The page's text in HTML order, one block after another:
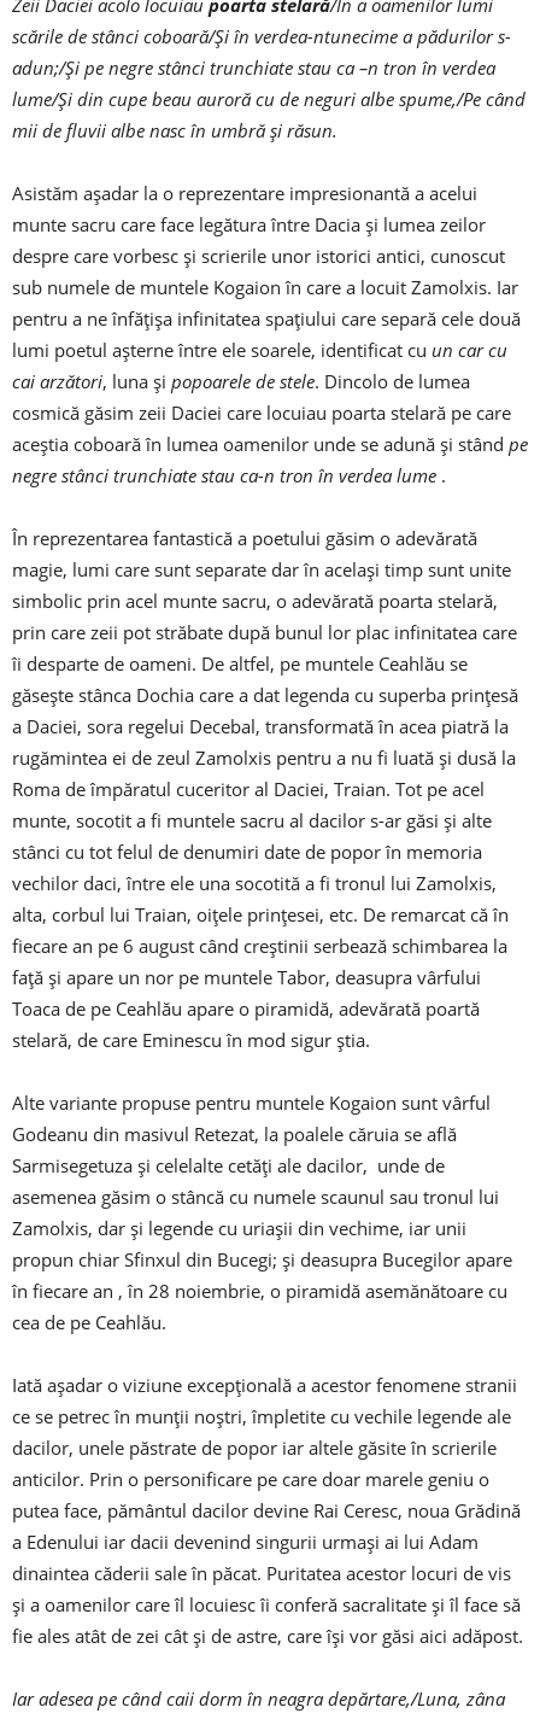
Zeii Daciei acolo locuiau poarta stelară/În a oamenilor lumi
scările de stânci coboară/Și în verdea-ntunecime a pădurilor s-
adun;/Și pe negre stânci trunchiate stau ca –n tron în verdea
lume/Și din cupe beau auroră cu de neguri albe spume,/Pe când
mii de fluvii albe nasc în umbră și răsun.
Asistăm așadar la o reprezentare impresionantă a acelui
munte sacru care face legătura între Dacia și lumea zeilor
despre care vorbesc și scrierile unor istorici antici, cunoscut
sub numele de muntele Kogaion în care a locuit Zamolxis. Iar
pentru a ne înfățișa infinitatea spațiului care separă cele două
lumi poetul așterne între ele soarele, identificat cu un car cu
cai arzători, luna și popoarele de stele. Dincolo de lumea
cosmică găsim zeii Daciei care locuiau poarta stelară pe care
aceștia coboară în lumea oamenilor unde se adună și stând pe
negre stânci trunchiate stau ca-n tron în verdea lume .
În reprezentarea fantastică a poetului găsim o adevărată
magie, lumi care sunt separate dar în același timp sunt unite
simbolic prin acel munte sacru, o adevărată poarta stelară,
prin care zeii pot străbate după bunul lor plac infinitatea care
îi desparte de oameni. De altfel, pe muntele Ceahlău se
găsește stânca Dochia care a dat legenda cu superba prințesă
a Daciei, sora regelui Decebal, transformată în acea piatră la
rugămintea ei de zeul Zamolxis pentru a nu fi luată și dusă la
Roma de împăratul cuceritor al Daciei, Traian. Tot pe acel
munte, socotit a fi muntele sacru al dacilor s-ar găsi și alte
stânci cu tot felul de denumiri date de popor în memoria
vechilor daci, între ele una socotită a fi tronul lui Zamolxis,
alta, corbul lui Traian, oițele prințesei, etc. De remarcat că în
fiecare an pe 6 august când creștinii serbează schimbarea la
față și apare un nor pe muntele Tabor, deasupra vârfului
Toaca de pe Ceahlău apare o piramidă, adevărată poartă
stelară, de care Eminescu în mod sigur știa.
Alte variante propuse pentru muntele Kogaion sunt vârful
Godeanu din masivul Retezat, la poalele căruia se află
Sarmisegetuza și celelalte cetăți ale dacilor, unde de
asemenea găsim o stâncă cu numele scaunul sau tronul lui
Zamolxis, dar și legende cu uriașii din vechime, iar unii
propun chiar Sfinxul din Bucegi; și deasupra Bucegilor apare
în fiecare an , în 28 noiembrie, o piramidă asemănătoare cu
cea de pe Ceahlău.
Iată așadar o viziune excepțională a acestor fenomene stranii
ce se petrec în munții noștri, împletite cu vechile legende ale
dacilor, unele păstrate de popor iar altele găsite în scrierile
anticilor. Prin o personificare pe care doar marele geniu o
putea face, pământul dacilor devine Rai Ceresc, noua Grădină
a Edenului iar dacii devenind singurii urmași ai lui Adam
dinaintea căderii sale în păcat. Puritatea acestor locuri de vis
și a oamenilor care îl locuiesc îi conferă sacralitate și îl face să
fie ales atât de zei cât și de astre, care își vor găsi aici adăpost.
Iar adesea pe când caii dorm în neagra depărtare,/Luna, zâna